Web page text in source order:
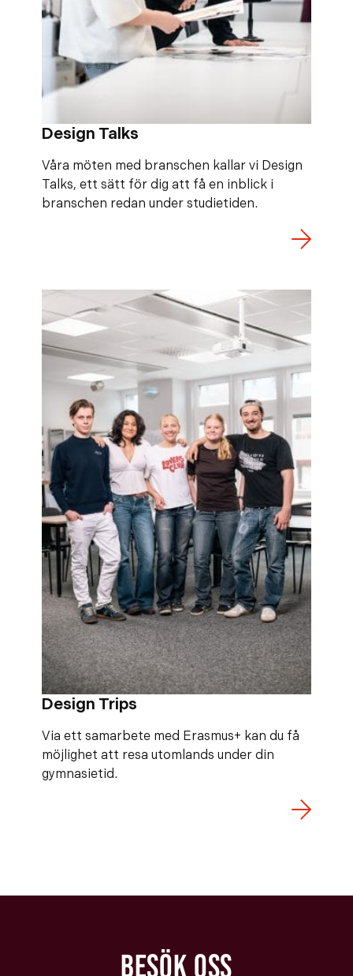
Design Talks
Våra möten med branschen kallar vi Design
Talks, ett sätt för dig att få en inblick i
branschen redan under studietiden.
Design Trips
Via ett samarbete med Erasmus+ kan du få
möjlighet att resa utomlands under din
gymnasietid.
BESÖK OSS